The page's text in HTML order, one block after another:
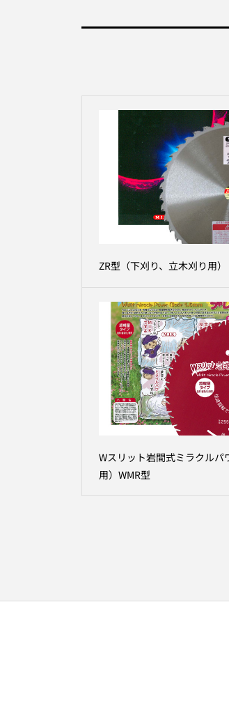
ZR型（下刈り、立木刈り用）
Wスリット岩間式ミラクルパ
用）WMR型